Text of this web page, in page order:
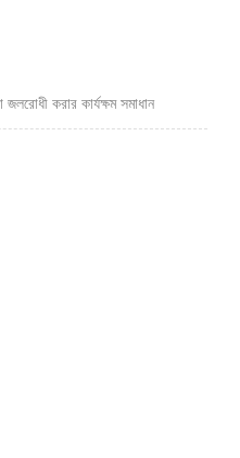
করার কার্যক্ষম সমাধান